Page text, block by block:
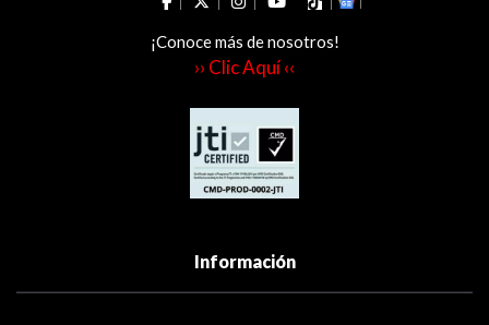
¡Conoce más de nosotros!
›› Clic Aquí ‹‹
Información